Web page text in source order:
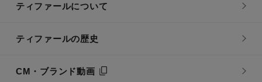
ティファールについて
ティファールの歴史
CM・ブランド動画